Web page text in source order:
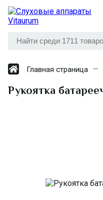
Главная страница
Рукоятка